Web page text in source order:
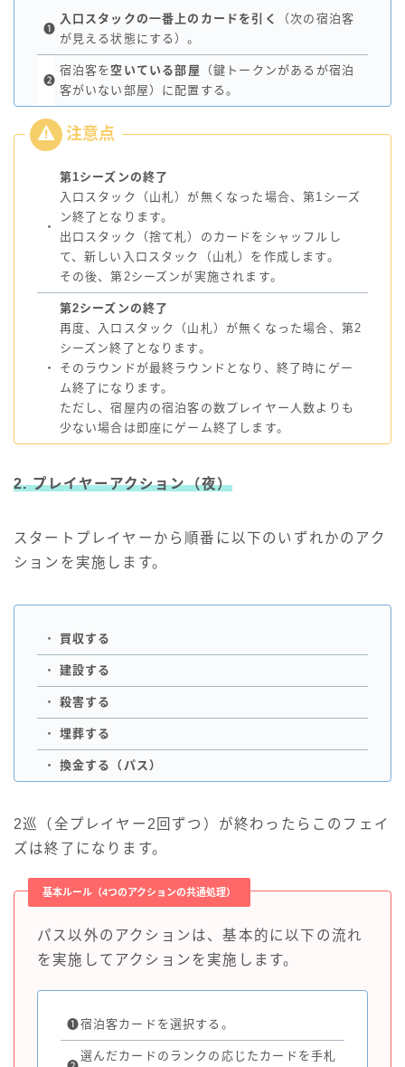
❶
入口スタックの一番上のカードを引く
（次の宿泊客
が見える状態にする）。
❷
宿泊客を 空いている部屋
（鍵トークンがあるが宿泊
客がいない部屋）に配置する。
・
第1シーズンの終了
入口スタック（山札）が無くなった場合、第1シーズ
ン終了となります。
出口スタック（捨て札）のカードをシャッフルし
て、新しい入口スタック（山札）を作成します。
その後、第2シーズンが実施されます。
・
第2シーズンの終了
再度、入口スタック（山札）が無くなった場合、第2
シーズン終了となります。
そのラウンドが最終ラウンドとなり、終了時にゲー
ム終了になります。
ただし、宿屋内の宿泊客の数プレイヤー人数よりも
少ない場合は即座にゲーム終了します。
2. プレイヤーアクション（夜）
スタートプレイヤーから順番に以下のいずれかのアク
ションを実施します。
・ 買収する
・ 建設する
・ 殺害する
・ 埋葬する
・ 換金する（パス）
2巡（全プレイヤー2回ずつ）が終わったらこのフェイ
ズは終了になります。
基本ルール（4つのアクションの共通処理）
パス以外のアクションは、基本的に以下の流れ
を実施してアクションを実施します。
❶宿泊客カードを選択する。
選んだカードのランクの応じたカードを手札